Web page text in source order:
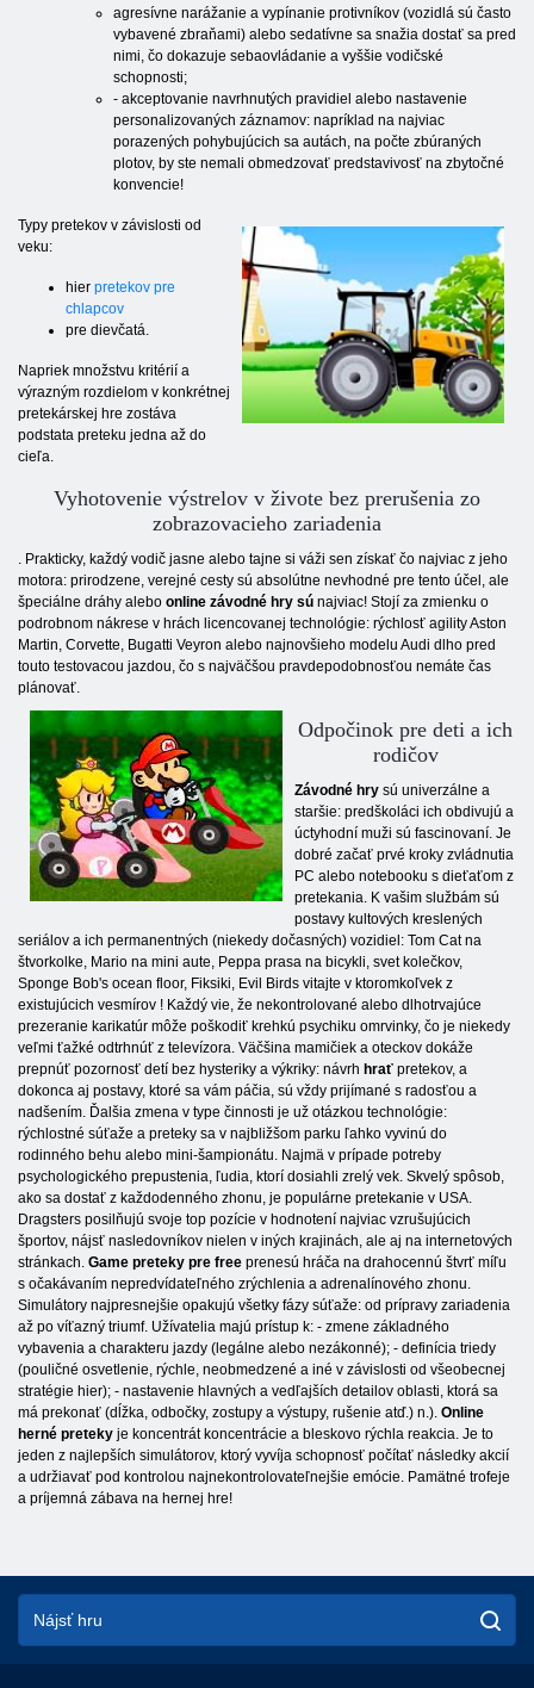
agresívne narážanie a vypínanie protivníkov (vozidlá sú často
vybavené zbraňami) alebo sedatívne sa snažia dostať sa pred
nimi, čo dokazuje sebaovládanie a vyššie vodičské
schopnosti;
- akceptovanie navrhnutých pravidiel alebo nastavenie
personalizovaných záznamov: napríklad na najviac
porazených pohybujúcich sa autách, na počte zbúraných
plotov, by ste nemali obmedzovať predstavivosť na zbytočné
konvencie!
Typy pretekov v závislosti od
veku:
hier pretekov pre
chlapcov
pre dievčatá.
Napriek množstvu kritérií a
výrazným rozdielom v konkrétnej
pretekárskej hre zostáva
podstata preteku jedna až do
cieľa.
Vyhotovenie výstrelov v živote bez prerušenia zo
zobrazovacieho zariadenia
. Prakticky, každý vodič jasne alebo tajne si váži sen získať čo najviac z jeho
motora: prirodzene, verejné cesty sú absolútne nevhodné pre tento účel, ale
špeciálne dráhy alebo online závodné hry sú najviac! Stojí za zmienku o
podrobnom nákrese v hrách licencovanej technológie: rýchlosť agility Aston
Martin, Corvette, Bugatti Veyron alebo najnovšieho modelu Audi dlho pred
touto testovacou jazdou, čo s najväčšou pravdepodobnosťou nemáte čas
plánovať.
Odpočinok pre deti a ich
rodičov
Závodné hry sú univerzálne a
staršie: predškoláci ich obdivujú a
úctyhodní muži sú fascinovaní. Je
dobré začať prvé kroky zvládnutia
PC alebo notebooku s dieťaťom z
pretekania. K vašim službám sú
postavy kultových kreslených
seriálov a ich permanentných (niekedy dočasných) vozidiel: Tom Cat na
štvorkolke, Mario na mini aute, Peppa prasa na bicykli, svet kolečkov,
Sponge Bob's ocean floor, Fiksiki, Evil Birds vitajte v ktoromkoľvek z
existujúcich vesmírov ! Každý vie, že nekontrolované alebo dlhotrvajúce
prezeranie karikatúr môže poškodiť krehkú psychiku omrvinky, čo je niekedy
veľmi ťažké odtrhnúť z televízora. Väčšina mamičiek a oteckov dokáže
prepnúť pozornosť detí bez hysteriky a výkriky: návrh hrať pretekov, a
dokonca aj postavy, ktoré sa vám páčia, sú vždy prijímané s radosťou a
nadšením. Ďalšia zmena v type činnosti je už otázkou technológie:
rýchlostné súťaže a preteky sa v najbližšom parku ľahko vyvinú do
rodinného behu alebo mini-šampionátu. Najmä v prípade potreby
psychologického prepustenia, ľudia, ktorí dosiahli zrelý vek. Skvelý spôsob,
ako sa dostať z každodenného zhonu, je populárne pretekanie v USA.
Dragsters posilňujú svoje top pozície v hodnotení najviac vzrušujúcich
športov, nájsť nasledovníkov nielen v iných krajinách, ale aj na internetových
stránkach. Game preteky pre free prenesú hráča na drahocennú štvrť míľu
s očakávaním nepredvídateľného zrýchlenia a adrenalínového zhonu.
Simulátory najpresnejšie opakujú všetky fázy súťaže: od prípravy zariadenia
až po víťazný triumf. Užívatelia majú prístup k: - zmene základného
vybavenia a charakteru jazdy (legálne alebo nezákonné); - definícia triedy
(pouličné osvetlenie, rýchle, neobmedzené a iné v závislosti od všeobecnej
stratégie hier); - nastavenie hlavných a vedľajších detailov oblasti, ktorá sa
má prekonať (dĺžka, odbočky, zostupy a výstupy, rušenie atď.) n.). Online
herné preteky je koncentrát koncentrácie a bleskovo rýchla reakcia. Je to
jeden z najlepších simulátorov, ktorý vyvíja schopnosť počítať následky akcií
a udržiavať pod kontrolou najnekontrolovateľnejšie emócie. Pamätné trofeje
a príjemná zábava na hernej hre!